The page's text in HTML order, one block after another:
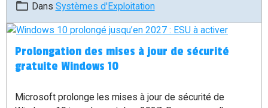
Dans Systèmes d'Exploitation
Prolongation des mises à jour de sécurité
gratuite Windows 10
Microsoft prolonge les mises à jour de sécurité de